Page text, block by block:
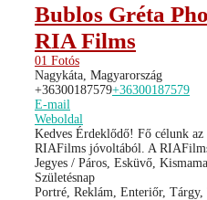
Bublos Gréta
RIA Films
01 Fotós
Nagykáta, Magyarország
+36300187579+36300187579
E-mail
Weboldal
Kedves Érdeklődő! Fő célunk az
RIAFilms jóvoltából. A
Jegyes / Páros, Esküvő,
Születésnap
Portré, Reklám, Enteriőr,